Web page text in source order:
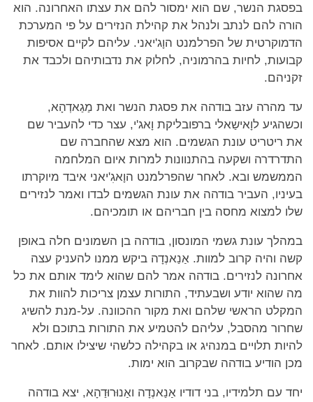
בפסגת הנשר, שם הוא ימסור להם את עצתו האחרונה. הוא
הורה להם לנתב ולנהל את קהילת הנזירים על פי המערכת
הדמוקרטית של הפרלמנט הוָג'יאני. עליהם לקיים אסיפות
קבועות, לחיות בהרמוניה, לחלוק את נדבותיהם ולכבד את
זקניהם.
עד מהרה עזב בודהה את פסגת הנשר ואת מַגַאדְהָא,
וכשהגיע לוָאישַאלי ברפובליקת וָאג'י, עצר כדי להעביר שם
את ריטריט עונת הגשמים. הוא מצא שהחברה שם
התדרדרה ושקעה בהתנוונות למרות איום המלחמה
הממשמש ובא. לאחר שהפרלמנט הוָאגִ'יאני איבד מיוקרתו
בעיניו, העביר בודהה את עונת הגשמים לבדו ואמר לנזירים
שלו למצוא מחסה בין חבריהם או תומכיהם.
במהלך עונת גשמי המונסון, בודהה בן השמונים חלה באופן
קשה והיה קרוב למוות. אַנַאנְדָה ביקש ממנו להעניק עצה
אחרונה לנזירים. בודהה אמר להם שהוא לימד אותם את כל
מה שהוא יודע ושבעתיד, התורות עצמן צריכות להוות את
המקלט הראשי שלהם ואת מקור ההכוונה. על-מנת להשיג
שחרור מהסבל, עליהם להטמיע את התורות בתוכם ולא
להיות תלויים במנהיג או בקהילה כלשהי שיצילו אותם. לאחר
מכן הודיע בודהה שבקרוב הוא ימות.
יחד עם תלמידיו, בני דודיו אַנַאנְדָה ואַנוּרוּדַהָא, יצא בודהה